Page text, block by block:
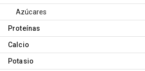
Azúcares
Proteínas
Calcio
Potasio